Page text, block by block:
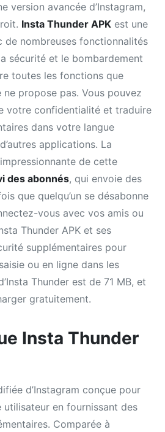
version avancée d’Instagram,
Insta Thunder APK est une
de nombreuses fonctionnalités
sécurité et le bombardement
toutes les fonctions que
ne propose pas. Vous pouvez
votre confidentialité et traduire
dans votre langue
applications. La
de cette
des abonnés, qui envoie des
que quelqu’un se désabonne
vous avec vos amis ou
Thunder APK et ses
supplémentaires pour
ou en ligne dans les
Thunder est de 71 MB, et
gratuitement.
Insta Thunder
d’Instagram conçue pour
utilisateur en fournissant des
Comparée à